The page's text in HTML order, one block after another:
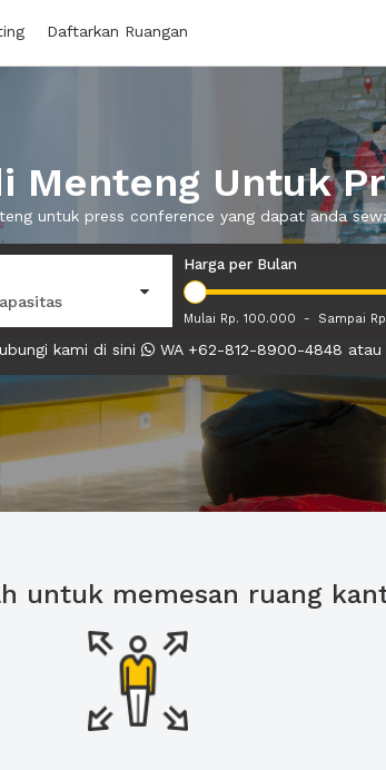
Daftarkan Ruangan
Menteng Untuk
untuk press conference yang dapat anda
Harga per Bulan
Mulai Rp. 100.000 - Sampai
kami di sini WA +62-812-8900-4848 atau
untuk memesan ruang